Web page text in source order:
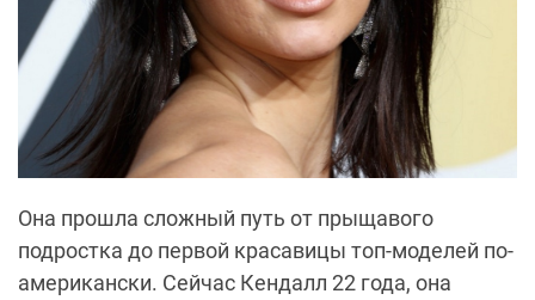
Она прошла сложный путь от прыщавого
подростка до первой красавицы топ-моделей по-
американски. Сейчас Кендалл 22 года, она